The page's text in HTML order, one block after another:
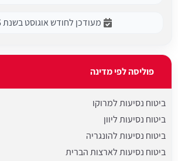
מעודכן לחודש אוגוסט בשנת 2026
פוליסה לפי מדינה
ביטוח נסיעות למרוקו
ביטוח נסיעות ליוון
ביטוח נסיעות להונגריה
ביטוח נסיעות לארצות הברית